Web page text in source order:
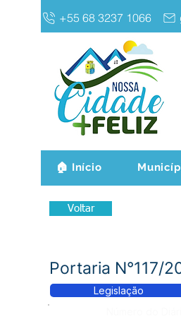
+55 68 3237 1066
🏠 Início
Voltar
Portaria N°117/
Legislação